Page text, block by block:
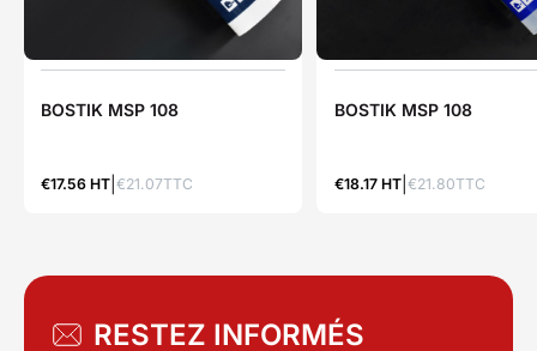
BOSTIK MSP 108
€17.56 HT €21.07TTC
BOSTIK MSP 108
€18.17 HT €21.80TTC
RESTEZ INFORMÉS